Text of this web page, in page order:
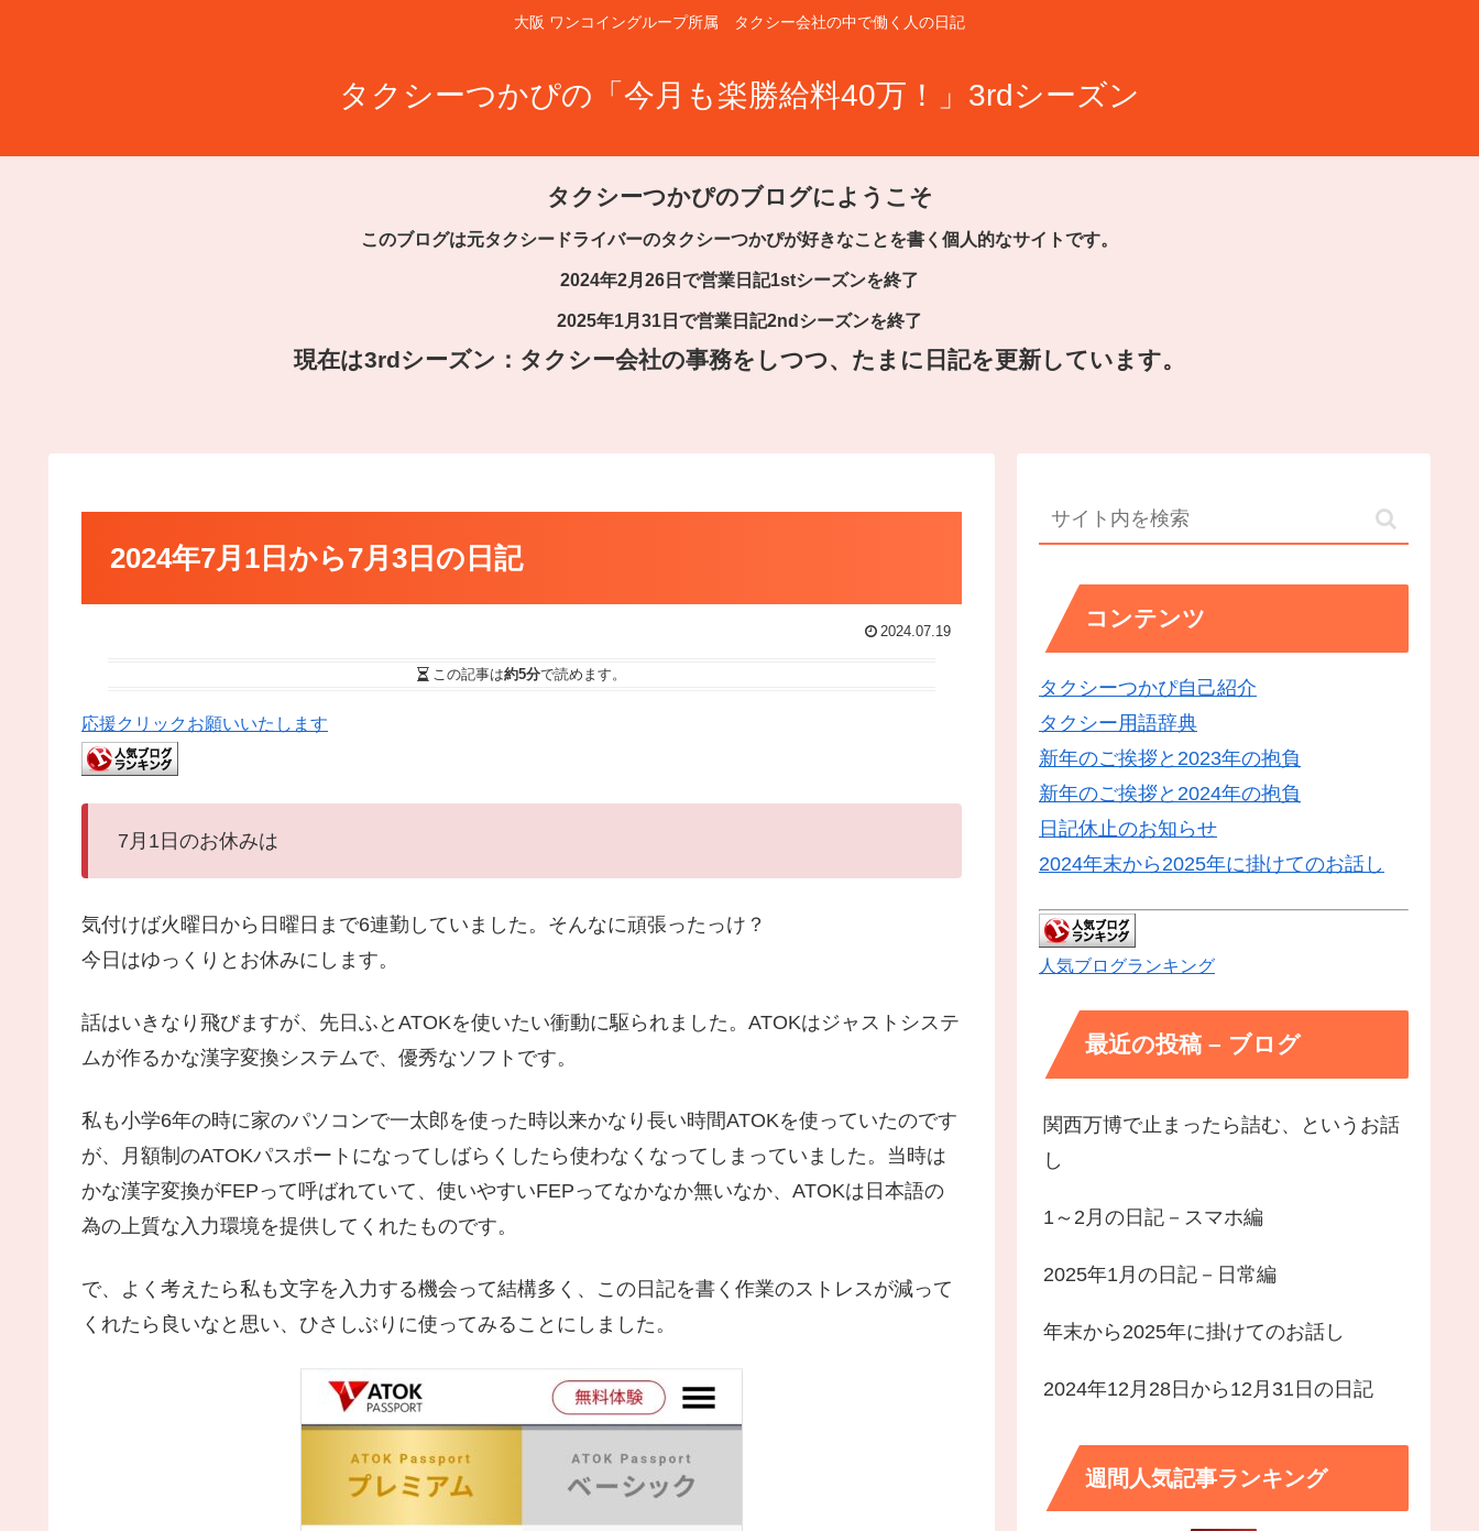
大阪 ワンコイングループ所属 タクシー会社の中で働く人の日記
タクシーつかぴの「今月も楽勝給料40万！」3rdシーズン
タクシーつかぴのブログにようこそ
このブログは元タクシードライバーのタクシーつかぴが好きなことを書く個人的なサイトです。
2024年2月26日で営業日記1stシーズンを終了
2025年1月31日で営業日記2ndシーズンを終了
現在は3rdシーズン：タクシー会社の事務をしつつ、たまに日記を更新しています。
2024年7月1日から7月3日の日記
2024.07.19
この記事は約5分で読めます。
応援クリックお願いいたします
7月1日のお休みは
気付けば火曜日から日曜日まで6連勤していました。そんなに頑張ったっけ？
今日はゆっくりとお休みにします。
話はいきなり飛びますが、先日ふとATOKを使いたい衝動に駆られました。ATOKはジャストシステ
ムが作るかな漢字変換システムで、優秀なソフトです。
私も小学6年の時に家のパソコンで一太郎を使った時以来かなり長い時間ATOKを使っていたのです
が、月額制のATOKパスポートになってしばらくしたら使わなくなってしまっていました。当時は
かな漢字変換がFEPって呼ばれていて、使いやすいFEPってなかなか無いなか、ATOKは日本語の
為の上質な入力環境を提供してくれたものです。
で、よく考えたら私も文字を入力する機会って結構多く、この日記を書く作業のストレスが減って
くれたら良いなと思い、ひさしぶりに使ってみることにしました。
コンテンツ
タクシーつかぴ自己紹介
タクシー用語辞典
新年のご挨拶と2023年の抱負
新年のご挨拶と2024年の抱負
日記休止のお知らせ
2024年末から2025年に掛けてのお話し
人気ブログランキング
最近の投稿 – ブログ
関西万博で止まったら詰む、というお話
し
1～2月の日記－スマホ編
2025年1月の日記－日常編
年末から2025年に掛けてのお話し
2024年12月28日から12月31日の日記
週間人気記事ランキング